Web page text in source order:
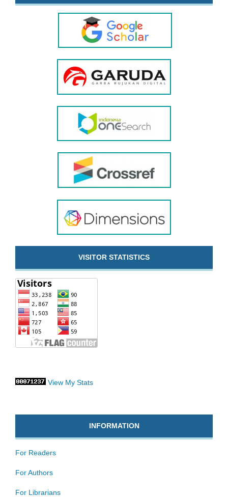
VISITOR STATISTICS
View My Stats
INFORMATION
For Readers
For Authors
For Librarians